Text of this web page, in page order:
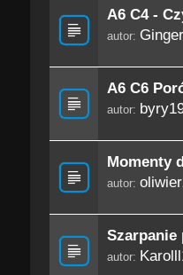
A6 C4 -
autor:
A6 C6
autor:
Momenty
autor:
Szarpanie
autor: